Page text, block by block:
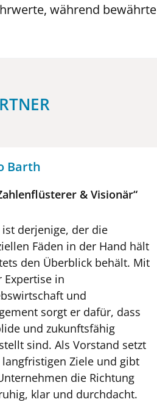
während bewährte
Barth
& Visionär“
derjenige, der die
Fäden in der Hand hält
den Überblick behält. Mit
Expertise in
und
sorgt er dafür, dass
und zukunftsfähig
sind. Als Vorstand setzt
langfristigen Ziele und gibt
die Richtung
klar und durchdacht.